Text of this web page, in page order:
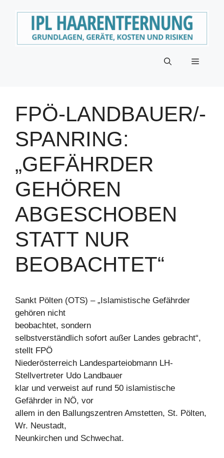
Menü
FPÖ-LANDBAUER/-
SPANRING:
„GEFÄHRDER
GEHÖREN
ABGESCHOBEN
STATT NUR
BEOBACHTET“
Sankt Pölten (OTS) – „Islamistische Gefährder
gehören nicht
beobachtet, sondern
selbstverständlich sofort außer Landes gebracht“,
stellt FPÖ
Niederösterreich Landesparteiobmann LH-
Stellvertreter Udo Landbauer
klar und verweist auf rund 50 islamistische
Gefährder in NÖ, vor
allem in den Ballungszentren Amstetten, St. Pölten,
Wr. Neustadt,
Neunkirchen und Schwechat.